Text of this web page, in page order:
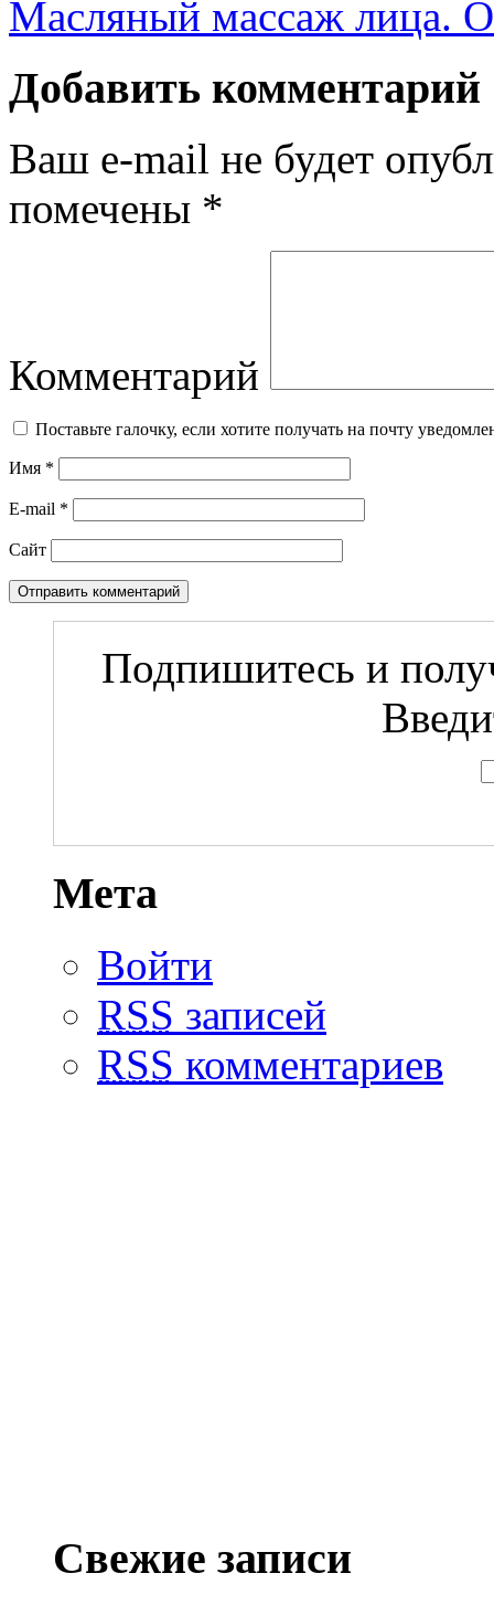
Масляный массаж лица.
Добавить комментарий
Ваш e-mail не будет
помечены *
Комментарий
Поставьте галочку, если хотите получать на почту
Имя *
E-mail *
Сайт
Подпишитесь и
Мета
Войти
RSS записей
RSS комментариев
Свежие записи